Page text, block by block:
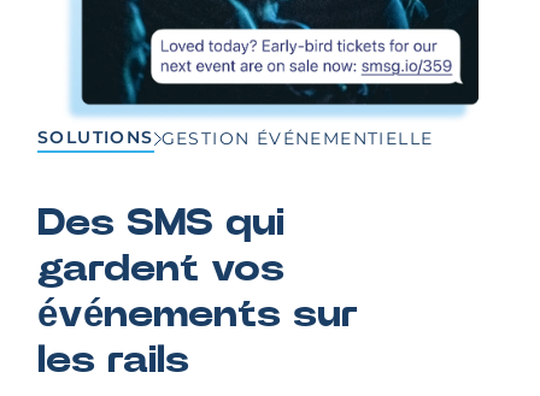
SOLUTIONS GESTION ÉVÉNEMENTIELLE
Des SMS qui
gardent vos
événements sur
les rails